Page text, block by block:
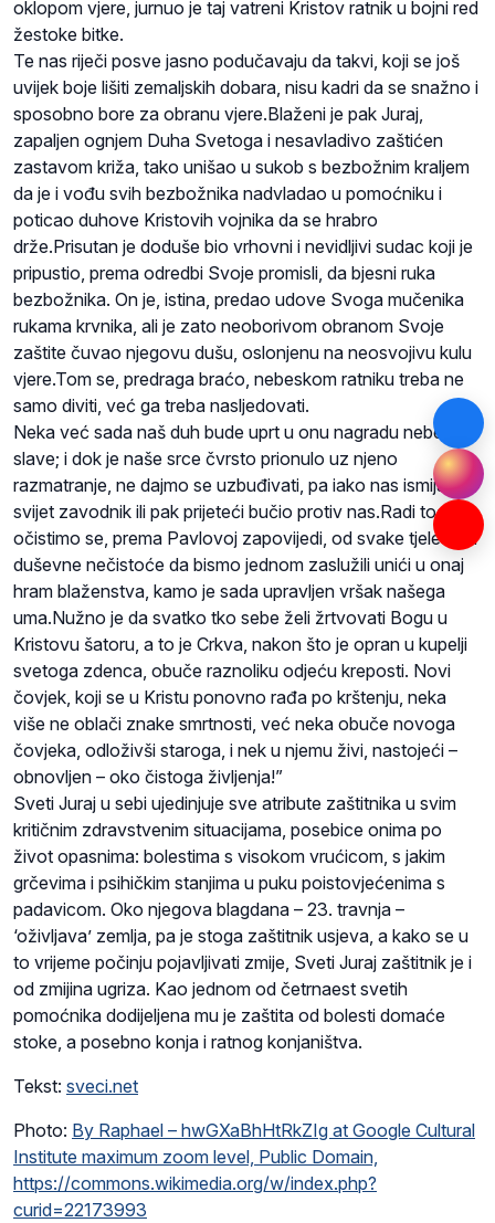
oklopom vjere, jurnuo je taj vatreni Kristov ratnik u bojni red
žestoke bitke.
Te nas riječi posve jasno podučavaju da takvi, koji se još
uvijek boje lišiti zemaljskih dobara, nisu kadri da se snažno i
sposobno bore za obranu vjere.Blaženi je pak Juraj,
zapaljen ognjem Duha Svetoga i nesavladivo zaštićen
zastavom križa, tako unišao u sukob s bezbožnim kraljem
da je i vođu svih bezbožnika nadvladao u pomoćniku i
poticao duhove Kristovih vojnika da se hrabro
drže.Prisutan je doduše bio vrhovni i nevidljivi sudac koji je
pripustio, prema odredbi Svoje promisli, da bjesni ruka
bezbožnika. On je, istina, predao udove Svoga mučenika
rukama krvnika, ali je zato neoborivom obranom Svoje
zaštite čuvao njegovu dušu, oslonjenu na neosvojivu kulu
vjere.Tom se, predraga braćo, nebeskom ratniku treba ne
samo diviti, već ga treba nasljedovati.
Neka već sada naš duh bude uprt u onu nagradu nebeske
slave; i dok je naše srce čvrsto prionulo uz njeno
razmatranje, ne dajmo se uzbuđivati, pa iako nas ismijavao
svijet zavodnik ili pak prijeteći bučio protiv nas.Radi toga
očistimo se, prema Pavlovoj zapovijedi, od svake tjelesne i
duševne nečistoće da bismo jednom zaslužili unići u onaj
hram blaženstva, kamo je sada upravljen vršak našega
uma.Nužno je da svatko tko sebe želi žrtvovati Bogu u
Kristovu šatoru, a to je Crkva, nakon što je opran u kupelji
svetoga zdenca, obuče raznoliku odjeću kreposti. Novi
čovjek, koji se u Kristu ponovno rađa po krštenju, neka
više ne oblači znake smrtnosti, već neka obuče novoga
čovjeka, odloživši staroga, i nek u njemu živi, nastojeći –
obnovljen – oko čistoga življenja!”
Sveti Juraj u sebi ujedinjuje sve atribute zaštitnika u svim
kritičnim zdravstvenim situacijama, posebice onima po
život opasnima: bolestima s visokom vrućicom, s jakim
grčevima i psihičkim stanjima u puku poistovjećenima s
padavicom. Oko njegova blagdana – 23. travnja –
‘oživljava’ zemlja, pa je stoga zaštitnik usjeva, a kako se u
to vrijeme počinju pojavljivati zmije, Sveti Juraj zaštitnik je i
od zmijina ugriza. Kao jednom od četrnaest svetih
pomoćnika dodijeljena mu je zaštita od bolesti domaće
stoke, a posebno konja i ratnog konjaništva.
Tekst: sveci.net
Photo: By Raphael – hwGXaBhHtRkZIg at Google Cultural
Institute maximum zoom level, Public Domain,
https://commons.wikimedia.org/w/index.php?
curid=22173993